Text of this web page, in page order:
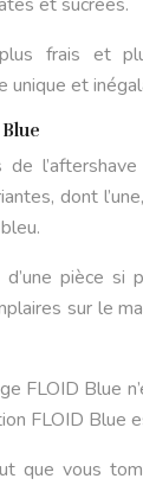
et sucrées.
plus frais et
unique et
dont
d’une pièce si
sur le
FLOID Blue
FLOID Blue
que vous